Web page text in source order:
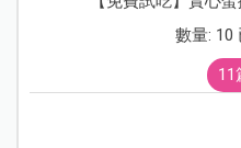
數量: 10
11